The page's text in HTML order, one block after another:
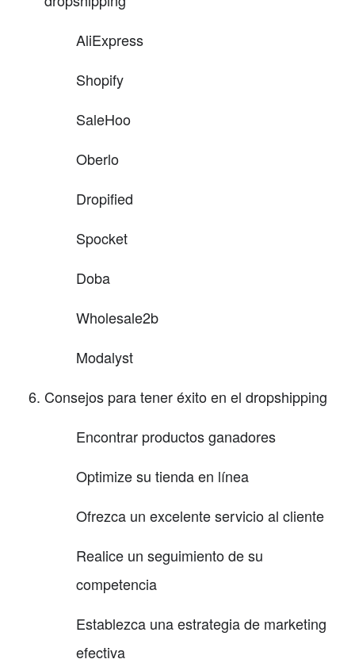
AliExpress
Shopify
SaleHoo
Oberlo
Dropified
Spocket
Doba
Wholesale2b
Modalyst
Consejos para tener éxito en el dropshipping
Encontrar productos ganadores
Optimize su tienda en línea
Ofrezca un excelente servicio al cliente
Realice un seguimiento de su
competencia
Establezca una estrategia de marketing
efectiva